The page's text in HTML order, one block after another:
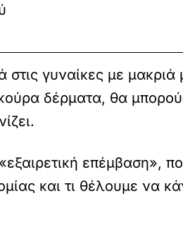
γυναίκες με
δέρματα, θα
επέμβαση»,
και τι θέλουμε να